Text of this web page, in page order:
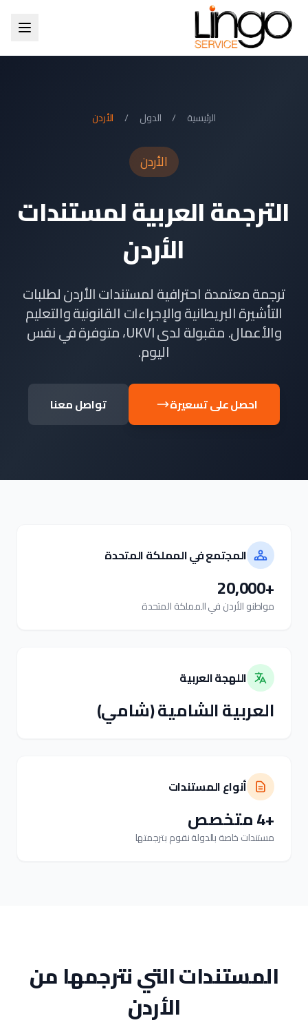
الرئيسية / الدول / الأردن
الأردن
الترجمة العربية لمستندات
الأردن
ترجمة معتمدة احترافية لمستندات الأردن لطلبات
التأشيرة البريطانية والإجراءات القانونية والتعليم
والأعمال. مقبولة لدى UKVI، متوفرة في نفس
اليوم.
احصل على تسعيرة تواصل معنا
المجتمع في المملكة المتحدة
+20,000
مواطنو الأردن في المملكة المتحدة
اللهجة العربية
العربية الشامية (شامي)
أنواع المستندات
+4 متخصص
مستندات خاصة بالدولة نقوم بترجمتها
المستندات التي نترجمها من
الأردن